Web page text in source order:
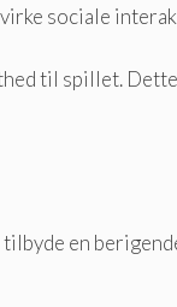
sociale
til spillet.
en